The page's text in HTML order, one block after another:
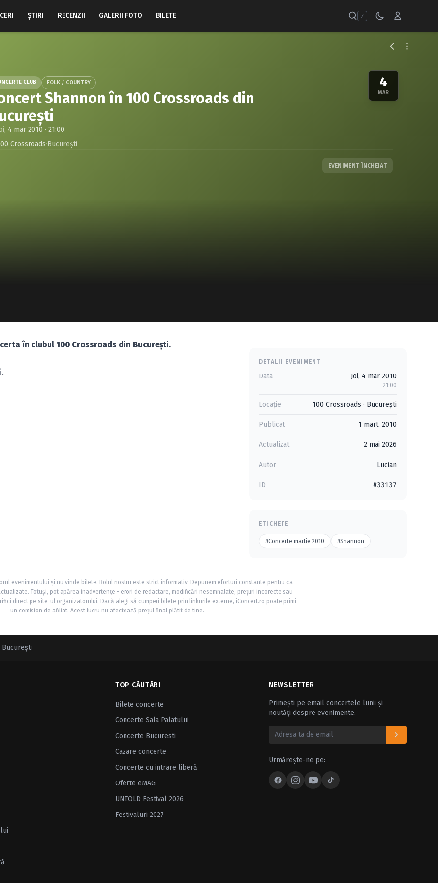
ŞTIRI RECENZII GALERII FOTO BILETE /
4
MAR
CLUB FOLK / COUNTRY
Shannon în 100 Crossroads din
4 mar 2010 · 21:00
Crossroads·Bucureşti
EVENIMENT ÎNCHEIAT
în clubul 100 Crossroads din Bucureşti.
DETALII EVENIMENT
Data Joi, 4 mar 2010
21:00
Locație 100 Crossroads · Bucureşti
Publicat 1 mart. 2010
Actualizat 2 mai 2026
Autor Lucian
ID #33137
ETICHETE
#Concerte martie 2010 #Shannon
evenimentului și nu vinde bilete. Rolul nostru este strict informativ. Depunem eforturi constante pentru ca
Totuși, pot apărea inadvertențe - erori de redactare, modificări nesemnalate, prețuri incorecte sau
direct pe site-ul organizatorului. Dacă alegi să cumperi bilete prin linkurile externe, iConcert.ro poate primi
un comision de afiliat. Acest lucru nu afectează prețul final plătit de tine.
Bucureşti
TOP CĂUTĂRI
Bilete concerte
Concerte Sala Palatului
Concerte Bucuresti
Cazare concerte
Concerte cu intrare liberă
Oferte eMAG
UNTOLD Festival 2026
Festivaluri 2027
NEWSLETTER
Primești pe email concertele lunii și
noutăți despre evenimente.
Urmărește-ne pe: